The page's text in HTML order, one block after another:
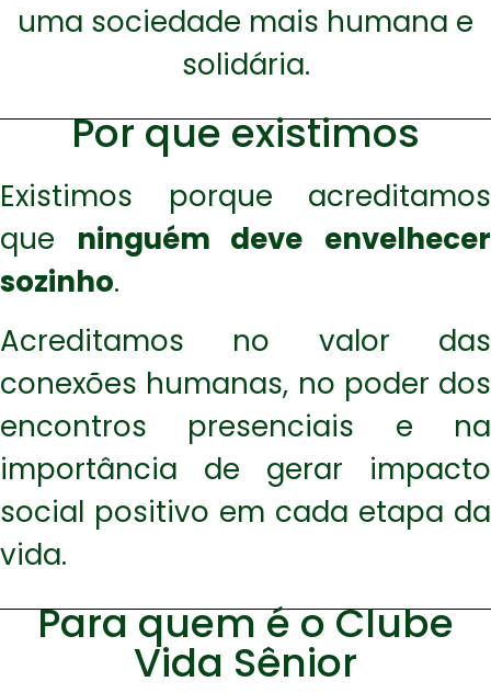
uma sociedade mais humana e
solidária.
Por que existimos
Existimos porque acreditamos
que ninguém deve envelhecer
sozinho.
Acreditamos no valor das
conexões humanas, no poder dos
encontros presenciais e na
importância de gerar impacto
social positivo em cada etapa da
vida.
Para quem é o Clube
Vida Sênior